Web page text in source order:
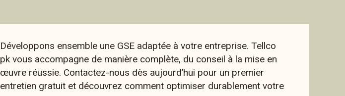
Développons ensemble une GSE adaptée à votre entreprise. Tellco
pk vous accompagne de manière complète, du conseil à la mise en
œuvre réussie. Contactez-nous dès aujourd’hui pour un premier
entretien gratuit et découvrez comment optimiser durablement votre